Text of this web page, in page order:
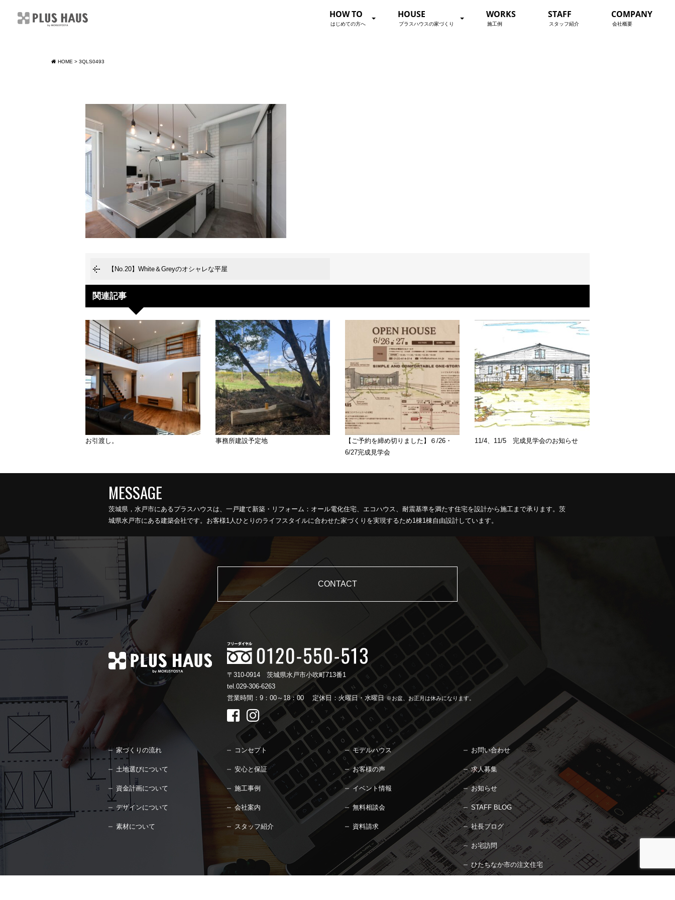
HOW TO
はじめての方へ
HOUSE
プラスハウスの家づくり
WORKS
施工例
STAFF
スタッフ紹介
COMPANY
会社概要
HOME > 3QLS0493
【No.20】White＆Greyのオシャレな平屋
関連記事
お引渡し。 事務所建設予定地
【ご予約を締め切りました】６/26・
6/27完成見学会
11/4、11/5 完成見学会のお知らせ
茨城県，水戸市にあるプラスハウスは、一戸建て新築・リフォーム：オール電化住宅、エコハウス、耐震基準を満たす住宅を設計から施工まで承ります。茨
城県水戸市にある建築会社です。お客様1人ひとりのライフスタイルに合わせた家づくりを実現するため1棟1棟自由設計しています。
CONTACT
〒310-0914 茨城県水戸市小吹町713番1
tel.029-306-6263
営業時間：9：00～18：00
定休日：火曜日・水曜日 ※お盆、お正月は休みになります。
家づくりの流れ
土地選びについて
資金計画について
デザインについて
素材について
コンセプト
安心と保証
施工事例
会社案内
スタッフ紹介
モデルハウス
お客様の声
イベント情報
無料相談会
資料請求
お問い合わせ
求人募集
お知らせ
STAFF BLOG
社長ブログ
お宅訪問
ひたちなか市の注文住宅